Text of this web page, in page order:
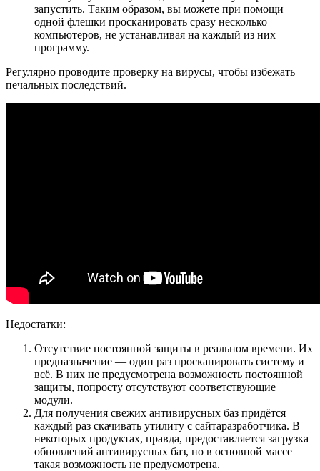
запустить. Таким образом, вы можете при помощи
одной флешки просканировать сразу несколько
компьютеров, не устанавливая на каждый из них
программу.
Регулярно проводите проверку на вирусы, чтобы избежать
печальных последствий.
Недостатки:
Отсутствие постоянной защиты в реальном времени. Их
предназначение — один раз просканировать систему и
всё. В них не предусмотрена возможность постоянной
защиты, попросту отсутствуют соответствующие
модули.
Для получения свежих антивирусных баз придётся
каждый раз скачивать утилиту с сайтаразработчика. В
некоторых продуктах, правда, предоставляется загрузка
обновлений антивирусных баз, но в основной массе
такая возможность не предусмотрена.